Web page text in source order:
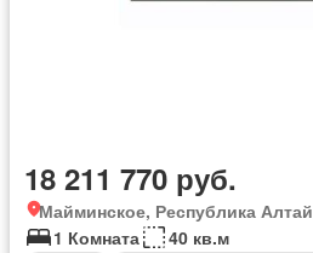
18 211 770 руб.
Майминское, Республика Алтай
1 Комната
40 кв.м